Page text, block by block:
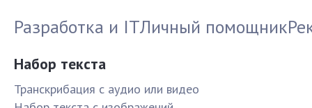
Разработка и ITЛичный помощник
Набор текста
Транскрибация с аудио или видео